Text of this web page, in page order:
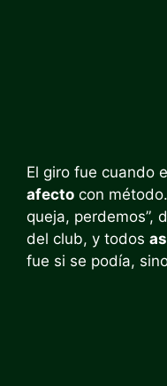
El giro fue cuando
afecto con
queja, perdemos”,
del club, y todos
fue si se podía,